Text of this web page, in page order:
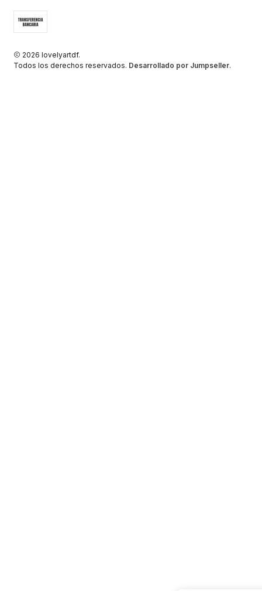
2026 lovelyartdf.
Todos los derechos reservados. Desarrollado por Jumpseller.